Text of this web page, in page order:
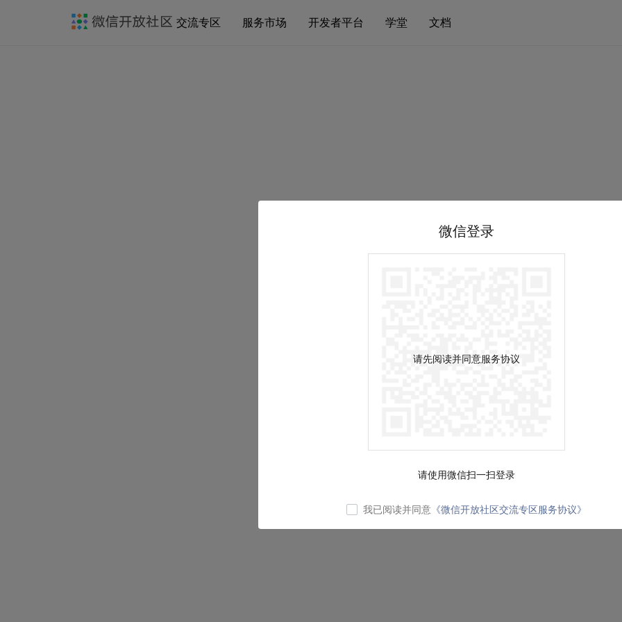
交流专区 服务市场 开发者平台 学堂 文档
微信登录
请先阅读并同意服务协议
请使用微信扫一扫登录
我已阅读并同意 《微信开放社区交流专区服务协议》